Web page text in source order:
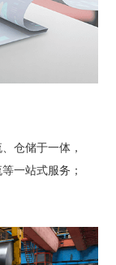
仓储于一体，
一站式服务；